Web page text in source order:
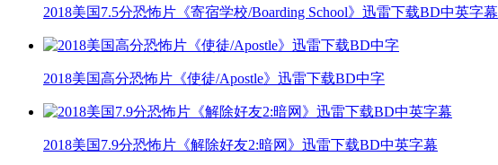
2018美国7.5分恐怖片《寄宿学校/Boarding School》迅雷下载BD中英字幕
2018美国高分恐怖片《使徒/Apostle》迅雷下载BD中字
2018美国7.9分恐怖片《解除好友2:暗网》迅雷下载BD中英字幕